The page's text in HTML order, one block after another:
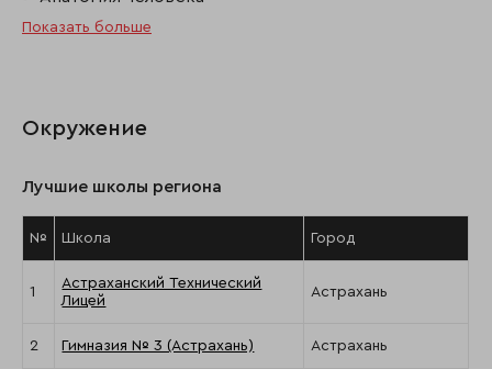
Показать больше
Окружение
Лучшие школы региона
№ Школа Город
1
Астраханский Технический
Лицей
Астрахань
2 Гимназия № 3 (Астрахань) Астрахань